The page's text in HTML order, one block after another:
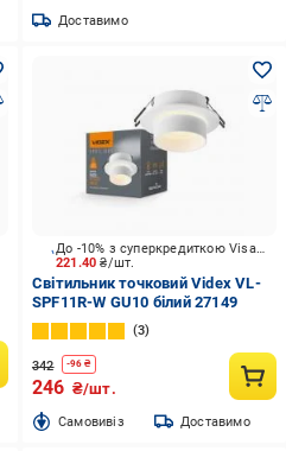
Доставимо
221.40₴/шт.
До -10% з суперкредиткою Visa Вигода
Світильник точковий Videx VL-
SPF11R-W GU10 білий 27149
3
342 -96 ₴
246 ₴/шт.
Cамовивіз Доставимо